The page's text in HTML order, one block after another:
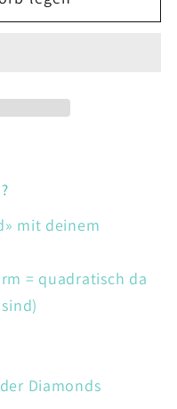
mit deinem
= quadratisch da
Diamonds